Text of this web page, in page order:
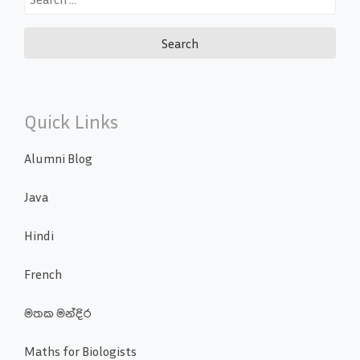
Quick Links
Alumni Blog
Java
Hindi
French
මතක මන්දිර
Maths for Biologists